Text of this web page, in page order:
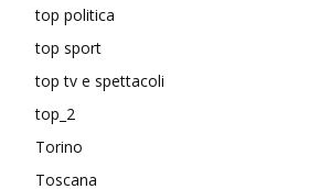
top politica
top sport
top tv e spettacoli
top_2
Torino
Toscana